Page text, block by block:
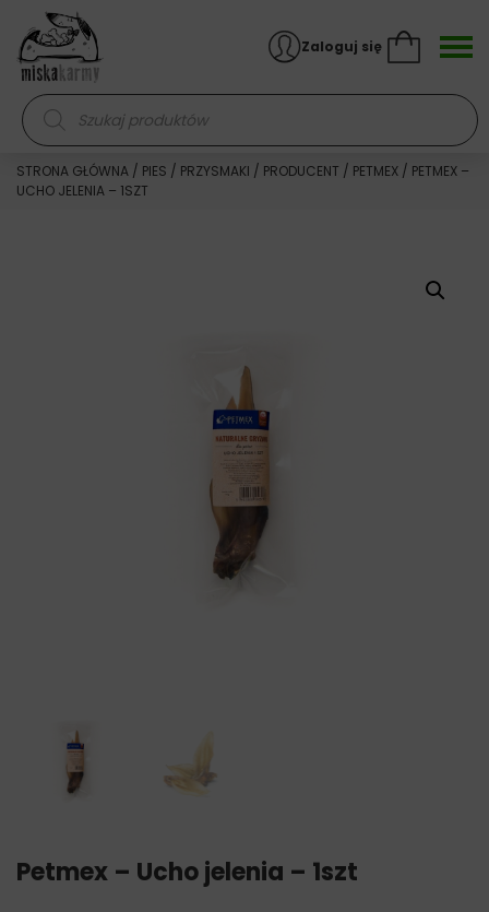
Skocz do treści
Wyszukiwarka produktów
Zaloguj się
STRONA GŁÓWNA / PIES / PRZYSMAKI / PRODUCENT / PETMEX / PETMEX –
UCHO JELENIA – 1SZT
Petmex – Ucho jelenia – 1szt